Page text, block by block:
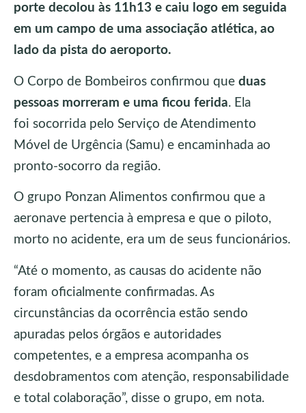
porte decolou às 11h13 e caiu logo em seguida
em um campo de uma associação atlética, ao
lado da pista do aeroporto.
O Corpo de Bombeiros confirmou que duas
pessoas morreram e uma ficou ferida. Ela
foi socorrida pelo Serviço de Atendimento
Móvel de Urgência (Samu) e encaminhada ao
pronto-socorro da região.
O grupo Ponzan Alimentos confirmou que a
aeronave pertencia à empresa e que o piloto,
morto no acidente, era um de seus funcionários.
“Até o momento, as causas do acidente não
foram oficialmente confirmadas. As
circunstâncias da ocorrência estão sendo
apuradas pelos órgãos e autoridades
competentes, e a empresa acompanha os
desdobramentos com atenção, responsabilidade
e total colaboração”, disse o grupo, em nota.